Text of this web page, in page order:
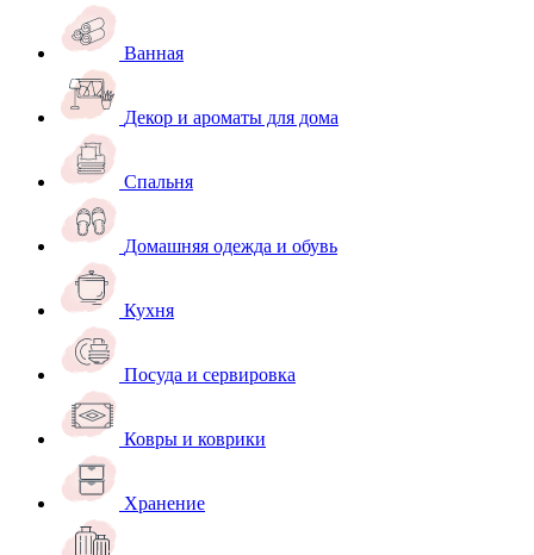
Ванная
Декор и ароматы для дома
Спальня
Домашняя одежда и обувь
Кухня
Посуда и сервировка
Ковры и коврики
Хранение